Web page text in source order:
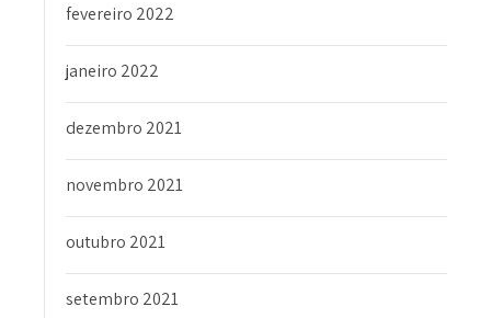
fevereiro 2022
janeiro 2022
dezembro 2021
novembro 2021
outubro 2021
setembro 2021